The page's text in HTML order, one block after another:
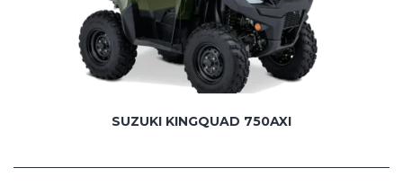
SUZUKI KINGQUAD 750AXI